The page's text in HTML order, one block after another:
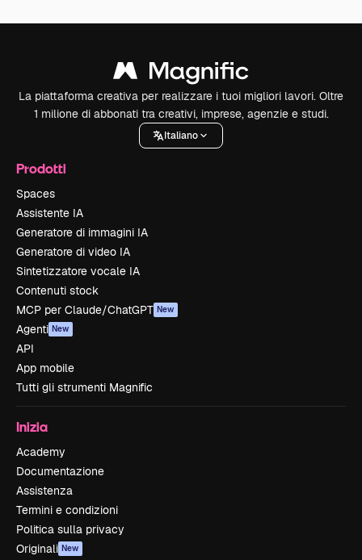
La piattaforma creativa per realizzare i tuoi migliori lavori. Oltre
1 milione di abbonati tra creativi, imprese, agenzie e studi.
Italiano
Prodotti
Spaces
Assistente IA
Generatore di immagini IA
Generatore di video IA
Sintetizzatore vocale IA
Contenuti stock
MCP per Claude/ChatGPT New
Agenti New
API
App mobile
Tutti gli strumenti Magnific
Inizia
Academy
Documentazione
Assistenza
Termini e condizioni
Politica sulla privacy
Originali New